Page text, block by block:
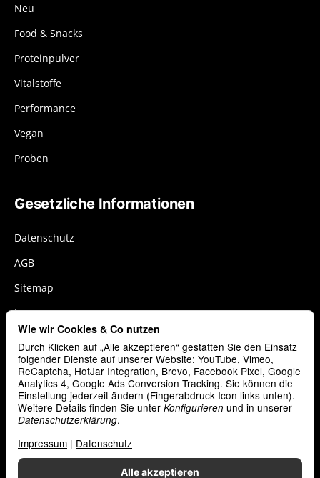
Neu
Food & Snacks
Proteinpulver
Vitalstoffe
Performance
Vegan
Proben
Gesetzliche Informationen
Datenschutz
AGB
Sitemap
Impressum
Widerrufsrecht
Cookies
Vertrag widerrufen
Zahlungsarten
Alle akzeptieren
Wie wir Cookies & Co nutzen
Durch Klicken auf „Alle akzeptieren“ gestatten Sie den Einsatz
folgender Dienste auf unserer Website: YouTube, Vimeo,
ReCaptcha, HotJar Integration, Brevo, Facebook Pixel, Google
Analytics 4, Google Ads Conversion Tracking. Sie können die
Einstellung jederzeit ändern (Fingerabdruck-Icon links unten).
Weitere Details finden Sie unter Konfigurieren und in unserer
Datenschutzerklärung.
Impressum | Datenschutz